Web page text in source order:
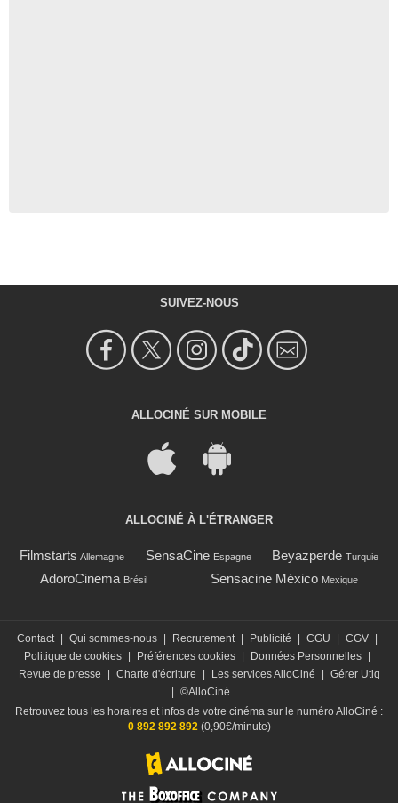
SUIVEZ-NOUS
ALLOCINÉ SUR MOBILE
ALLOCINÉ À L'ÉTRANGER
Filmstarts Allemagne SensaCine Espagne Beyazperde Turquie
AdoroCinema Brésil Sensacine México Mexique
Contact | Qui sommes-nous | Recrutement | Publicité | CGU | CGV |
Politique de cookies | Préférences cookies | Données Personnelles |
Revue de presse
| Charte d'écriture | Les services AlloCiné | Gérer Utiq
| ©AlloCiné
Retrouvez tous les horaires et infos de votre cinéma sur le numéro AlloCiné :
0 892 892 892 (0,90€/minute)